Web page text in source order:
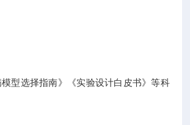
型选择指南》《实验设计白皮书》等科